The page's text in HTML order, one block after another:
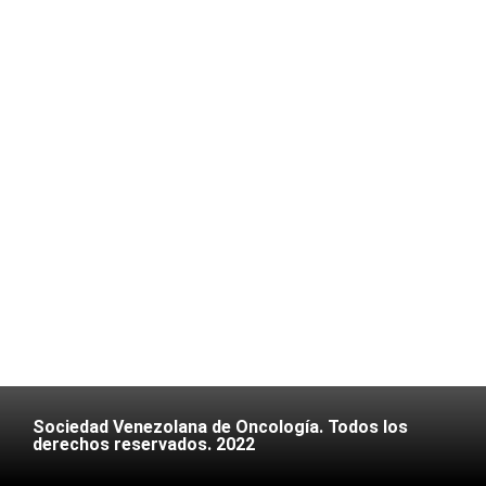
Sociedad Venezolana de Oncología. Todos los
derechos reservados. 2022